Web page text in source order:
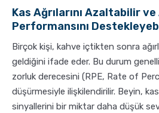
Kas Ağrılarını Azaltabilir ve
Performansını
Birçok kişi, kahve içtikten sonra
geldiğini ifade eder. Bu durum
zorluk derecesini (RPE, Rate of
düşürmesiyle ilişkilendirilir. Beyin,
sinyallerini bir miktar daha düşük